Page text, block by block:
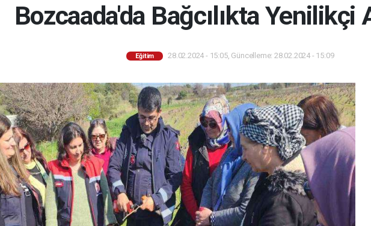
Bozcaada'da Bağcılıkta Yenilikçi
Eğitim 28.02.2024 - 15:05, Güncelleme: 28.02.2024 - 15:09